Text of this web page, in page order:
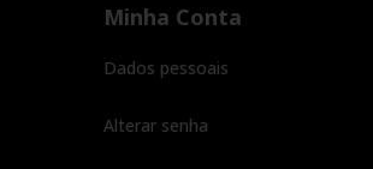
Minha Conta
Dados pessoais
Alterar senha